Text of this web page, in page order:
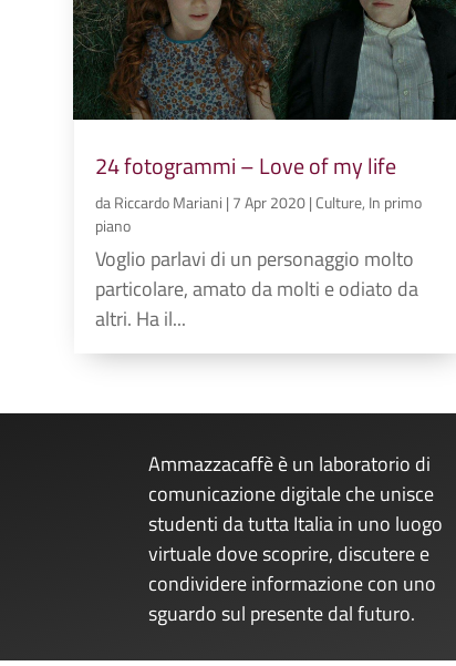
24 fotogrammi – Love of my life
daRiccardo Mariani | 7 Apr 2020|Culture, In primo
piano
Voglio parlavi di un personaggio molto
particolare, amato da molti e odiato da
altri. Ha il...
Ammazzacaffè è un laboratorio di
comunicazione digitale che unisce
studenti da tutta Italia in uno luogo
virtuale dove scoprire, discutere e
condividere informazione con uno
sguardo sul presente dal futuro.